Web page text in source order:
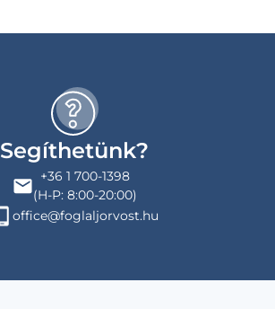
Segíthetünk?
+36 1 700-1398
(H-P: 8:00-20:00)
office@foglaljorvost.hu